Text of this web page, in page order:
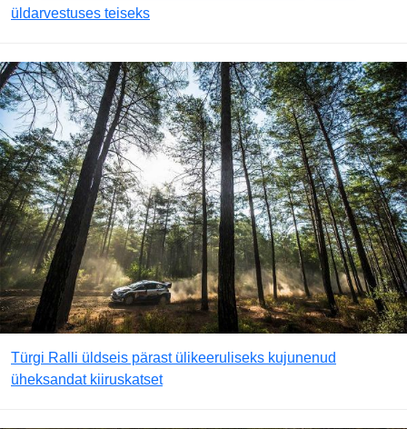
üldarvestuses teiseks
Türgi Ralli üldseis pärast ülikeeruliseks kujunenud
üheksandat kiiruskatset